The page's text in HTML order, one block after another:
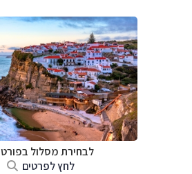
לבחירת מסלול
לחץ לפרטים